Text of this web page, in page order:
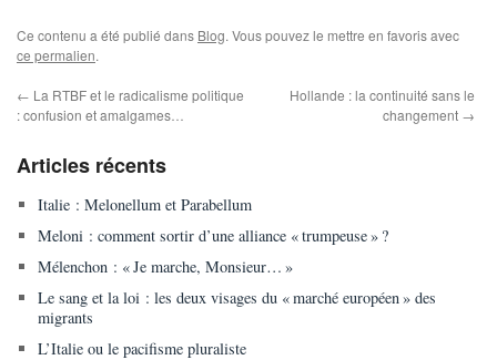
Ce contenu a été publié dans Blog. Vous pouvez le mettre en favoris avec
ce permalien.
← La RTBF et le radicalisme politique
: confusion et amalgames…
Hollande : la continuité sans le
changement →
Articles récents
Italie : Melonellum et Parabellum
Meloni : comment sortir d’une alliance « trumpeuse » ?
Mélenchon : « Je marche, Monsieur… »
Le sang et la loi : les deux visages du « marché européen » des
migrants
L’Italie ou le pacifisme pluraliste